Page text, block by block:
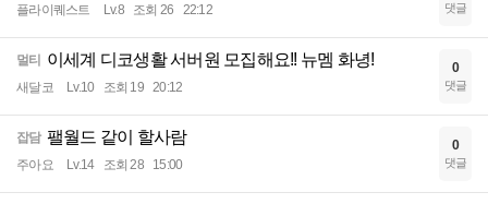
플라이퀘스트 Lv.8 조회 26 22:12 댓글
멀티 이세계 디코생활 서버원 모집해요!! 뉴멤 화녕!
새달코 Lv.10 조회 19 20:12
0
댓글
잡담 팰월드 같이 할사람
주아요 Lv.14 조회 28 15:00
0
댓글